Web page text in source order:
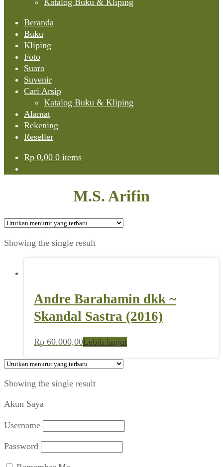
Katalog Buku & Kliping
Beranda
Buku
Kliping
Foto
Suara
Suvenir
Cari Arsip
Katalog Buku & Kliping
Alamat
Rekening
Reseller
Rp 0,00 0 items
M.S. Arifin
Showing the single result
Andre Barahamin dkk ~
Skandal Sastra (2016)
Rp 60.000,00Lebih lanjut
Showing the single result
Akun Saya
Username
Password